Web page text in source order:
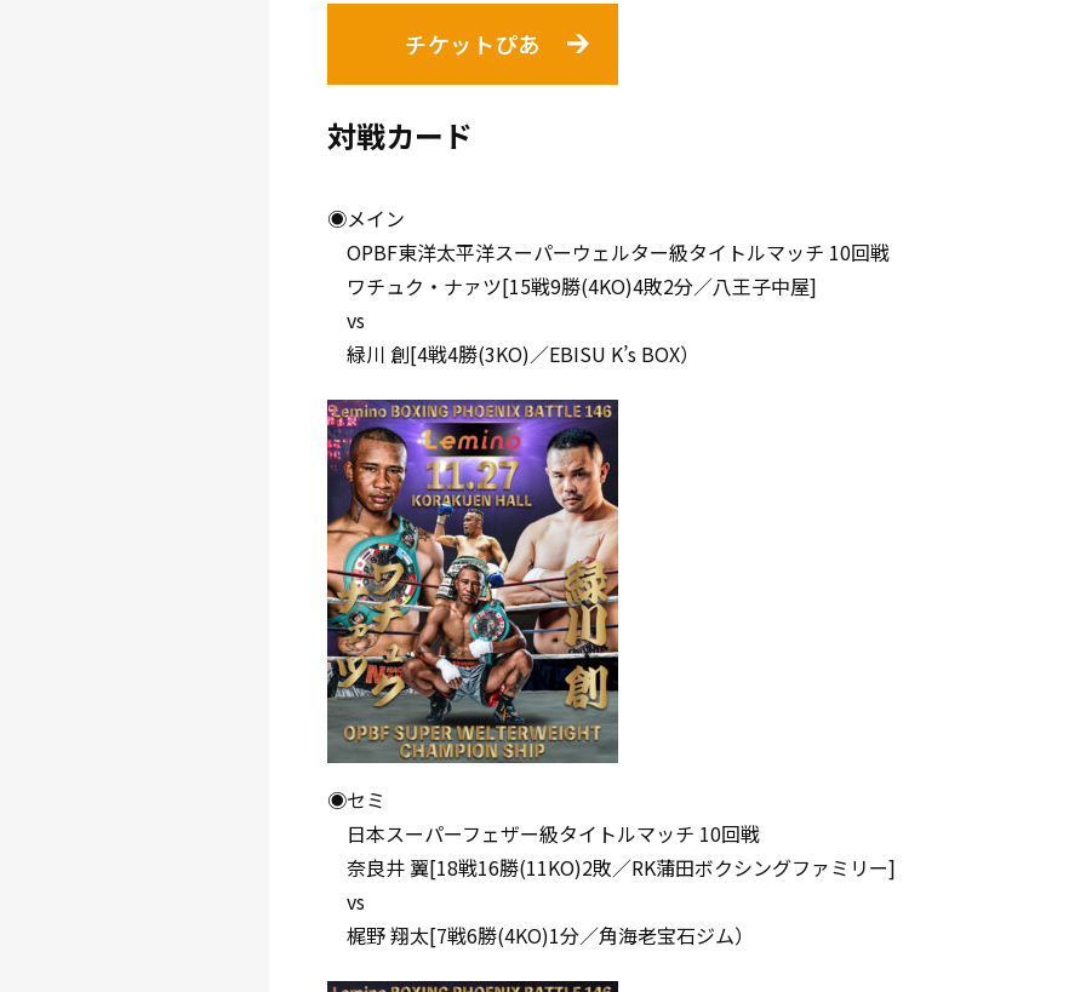
チケットぴあ
対戦カード
◉メイン
OPBF東洋太平洋スーパーウェルター級タイトルマッチ 10回戦
ワチュク・ナァツ[15戦9勝(4KO)4敗2分／八王子中屋]
vs
緑川 創[4戦4勝(3KO)／EBISU K’s BOX）
◉セミ
日本スーパーフェザー級タイトルマッチ 10回戦
奈良井 翼[18戦16勝(11KO)2敗／RK蒲田ボクシングファミリー]
vs
梶野 翔太[7戦6勝(4KO)1分／角海老宝石ジム）